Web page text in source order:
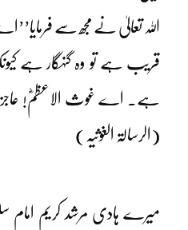
اللہ تعالیٰ نے مجھ سے
قریب ہے تو وہ گنہگار ہے
ہے۔ اے غوث الاعظمؓ!
(الرسالۃ الغوثیہ)
میرے ہادی مرشد کریم امام